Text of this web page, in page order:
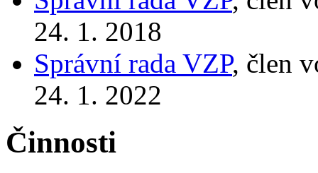
24. 1. 2018
Správní rada VZP, člen
24. 1. 2022
Činnosti